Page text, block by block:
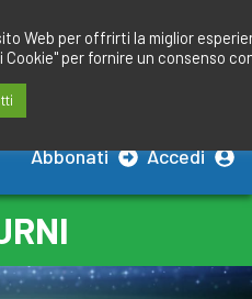
Abbonati Accedi
Web per offrirti la miglior
per fornire un consenso